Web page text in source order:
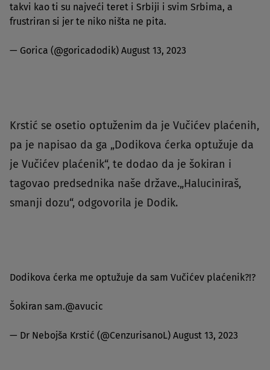
takvi kao ti su najveći teret i Srbiji i svim Srbima, a
frustriran si jer te niko ništa ne pita.
— Gorica (@goricadodik) August 13, 2023
Krstić se osetio optuženim da je Vučićev plaćenih,
pa je napisao da ga „Dodikova ćerka optužuje da
je Vučićev plaćenik“, te dodao da je šokiran i
tagovao predsednika naše države.„Haluciniraš,
smanji dozu“, odgovorila je Dodik.
Dodikova ćerka me optužuje da sam Vučićev plaćenik?!?
Šokiran sam.@avucic
— Dr Nebojša Krstić (@CenzurisanoL) August 13, 2023